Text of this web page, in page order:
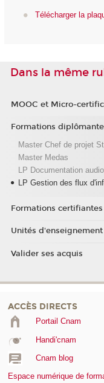
Télécharger la
Dans la même
MOOC et Micro-
Formations
Master Chef de projet
Master Medas
LP Documentation
LP Gestion des flux
Formations certifiantes
Unités d'enseignement
Valider ses acquis
ACCÈS DIRECTS
Portail Cnam
Handi'cnam
Cnam blog
Espace numérique de